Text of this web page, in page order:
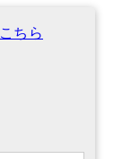
こちら